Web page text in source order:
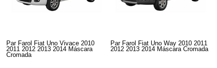
Par Farol Fiat Uno Vivace 2010
2011 2012 2013 2014 Máscara
Cromada
Par Farol Fiat Uno Way 2010 2011
2012 2013 2014 Máscara Cromada